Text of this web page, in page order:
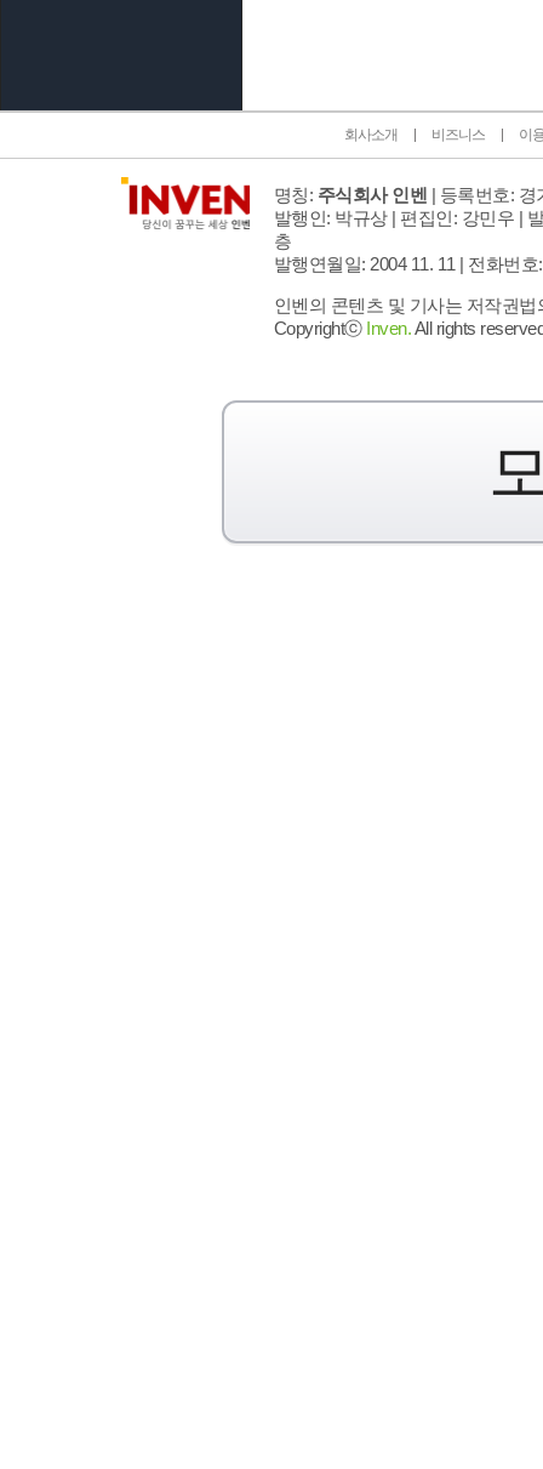
회사소개 비즈니스 이
명칭: 주식회사 인벤 | 등록번호: 경
발행인: 박규상 | 편집인: 강민우 |
층
발행연월일: 2004 11. 11 | 전화번호
인벤의 콘텐츠 및 기사는 저작권
Copyrightⓒ Inven.All rights